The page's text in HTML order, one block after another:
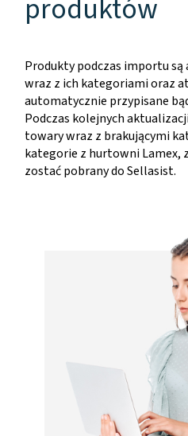
produktów
Produkty podczas importu
wraz z ich kategoriami oraz
automatycznie przypisane
Podczas kolejnych
towary wraz z brakującymi
kategorie z hurtowni Lamex,
zostać pobrany do Sellasist.